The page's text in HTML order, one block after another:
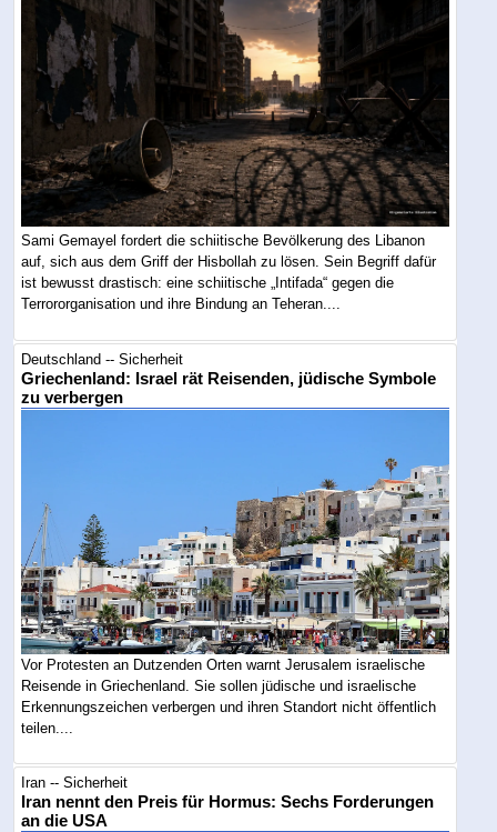
Sami Gemayel fordert die schiitische Bevölkerung des Libanon
auf, sich aus dem Griff der Hisbollah zu lösen. Sein Begriff dafür
ist bewusst drastisch: eine schiitische „Intifada“ gegen die
Terrororganisation und ihre Bindung an Teheran....
Deutschland -- Sicherheit
Griechenland: Israel rät Reisenden, jüdische Symbole
zu verbergen
Vor Protesten an Dutzenden Orten warnt Jerusalem israelische
Reisende in Griechenland. Sie sollen jüdische und israelische
Erkennungszeichen verbergen und ihren Standort nicht öffentlich
teilen....
Iran -- Sicherheit
Iran nennt den Preis für Hormus: Sechs Forderungen
an die USA